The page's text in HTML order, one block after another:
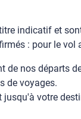
indicatif et
: pour le
de nos départs
de voyages.
votre